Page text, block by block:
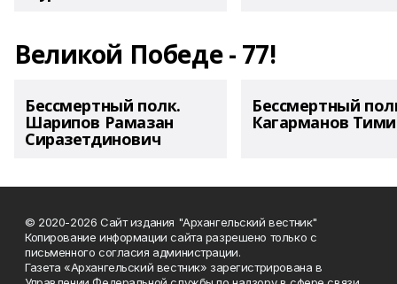
Великой Победе - 77!
Бессмертный полк.
Шарипов Рамазан
Сиразетдинович
Бессмертный
Кагарманов
© 2020-2026 Сайт издания "Архангельский вестник"
Копирование информации сайта разрешено только с
письменного согласия администрации.
Газета «Архангельский вестник» зарегистрирована в